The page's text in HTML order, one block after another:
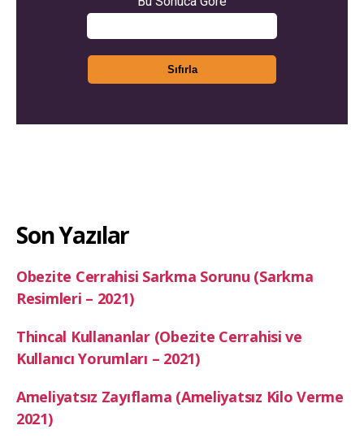
Son Yazılar
Obezite Cerrahisi Sarkma Sorunu (Sarkma
Resimleri – 2021)
Thincal Kullananlar (Obezite Cerrahisi ve
Kullanıcı Yorumları – 2021)
Ameliyatsız Zayıflama (Ameliyatsız Kilo Verme
2021)